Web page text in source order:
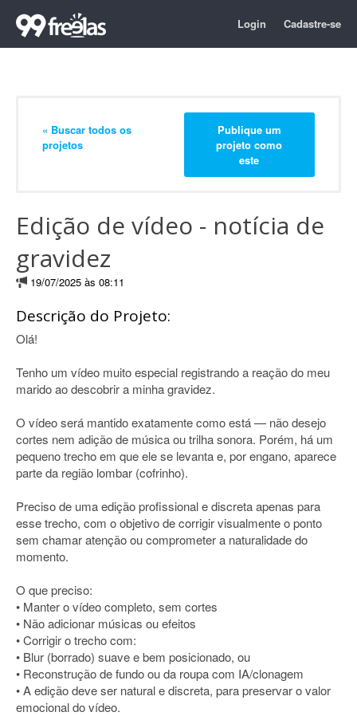
Login Cadastre-se
« Buscar todos os
projetos
Publique um
projeto como
este
Edição de vídeo - notícia de
gravidez
19/07/2025 às 08:11
Descrição do Projeto:
Olá!
Tenho um vídeo muito especial registrando a reação do meu
marido ao descobrir a minha gravidez.
O vídeo será mantido exatamente como está — não desejo
cortes nem adição de música ou trilha sonora. Porém, há um
pequeno trecho em que ele se levanta e, por engano, aparece
parte da região lombar (cofrinho).
Preciso de uma edição profissional e discreta apenas para
esse trecho, com o objetivo de corrigir visualmente o ponto
sem chamar atenção ou comprometer a naturalidade do
momento.
O que preciso:
• Manter o vídeo completo, sem cortes
• Não adicionar músicas ou efeitos
• Corrigir o trecho com:
• Blur (borrado) suave e bem posicionado, ou
• Reconstrução de fundo ou da roupa com IA/clonagem
• A edição deve ser natural e discreta, para preservar o valor
emocional do vídeo.